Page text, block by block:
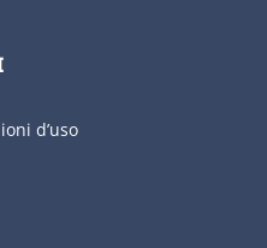
d’uso